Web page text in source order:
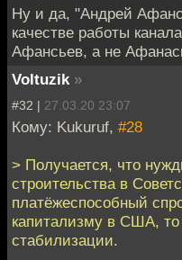
Ну и да, "Андрей
качестве работы
Афансьев, а не
Voltuzik »
#32 | 27.03.20 23:07
Кому: Kukuruf, #28
> Получается, что
строительства в
платёжеспособный
капитализму в США, то
стабилизации.